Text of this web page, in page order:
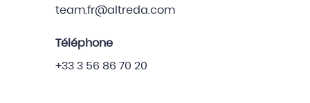
team.fr@altreda.com
Téléphone
+33 3 56 86 70 20